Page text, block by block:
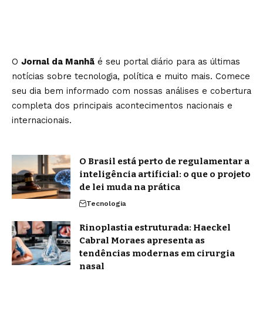
O Jornal da Manhã é seu portal diário para as últimas
notícias sobre tecnologia, política e muito mais. Comece
seu dia bem informado com nossas análises e cobertura
completa dos principais acontecimentos nacionais e
internacionais.
O Brasil está perto de regulamentar a
inteligência artificial: o que o projeto
de lei muda na prática
Tecnologia
Rinoplastia estruturada: Haeckel
Cabral Moraes apresenta as
tendências modernas em cirurgia
nasal